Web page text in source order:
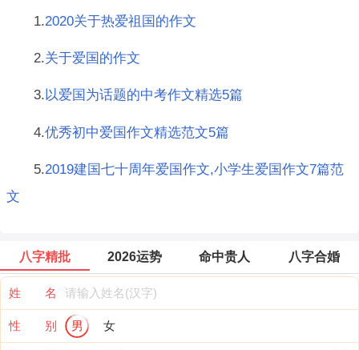
1.2020关于热爱祖国的作文
2.关于爱国的作文
3.以爱国为话题的中考作文精选5篇
4.优秀初中爱国作文精选范文5篇
5.2019建国七十周年爱国作文,小学生爱国作文7篇范
文
八字精批 2026运势 命中贵人 八字合婚
姓 名
性 别 男 女